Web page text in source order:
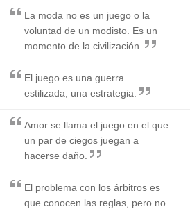
La moda no es un juego o la
voluntad de un modisto. Es un
momento de la civilización.
El juego es una guerra
estilizada, una estrategia.
Amor se llama el juego en el que
un par de ciegos juegan a
hacerse daño.
El problema con los árbitros es
que conocen las reglas, pero no